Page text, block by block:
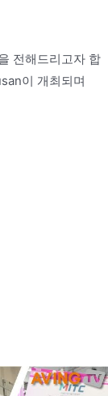
전해드리고자 합
이 개최되며